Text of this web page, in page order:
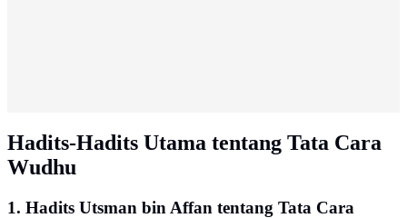
Hadits-Hadits Utama tentang Tata Cara
Wudhu
1. Hadits Utsman bin Affan tentang Tata Cara